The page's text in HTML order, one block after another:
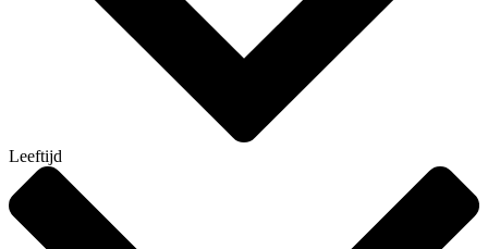
Leeftijd